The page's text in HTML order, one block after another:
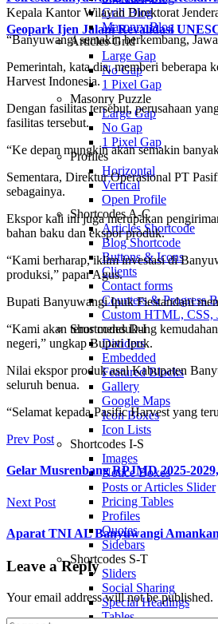
Geopark Ijen Jalani Revalidasi
Grid Blog
Masonry Blog
Articles Grid
Large Gap
No Gap
1 Pixel Gap
Masonry Puzzle
Large Gap
No Gap
1 Pixel Gap
Profiles
Horizontal
Vertical
Open Profile
Shortcodes A-C
Articles Shortcode
Blog Shortcode
Buttons & Icons
Clients
Contact forms
Counters & Progress
Custom HTML, CSS,
Shortcodes D-I
Dividers
Embedded
Featured Blocks
Gallery
Google Maps
Icon Boxes
Icon Lists
Shortcodes I-S
Images
Notice Boxes
Posts or Articles Slider
Pricing Tables
Profiles
Quotes
Sidebars
Shortcodes S-T
Sliders
Social Sharing
Special Headings
Tables
Kepala Kantor Wilayah Direktorat
“Banyuwangi semakin berkembang,
Pemerintah, kata dia, memberi beberapa
Harvest Indonesia.
Dengan fasilitas tersebut, perusahaan
fasilitas tersebut.
“Ke depan mungkin akan semakin
Sementara, Direktur Operasional PT
sebagainya.
Ekspor kali ini juga merupakan
bahan baku dan ekspor produk.
“Kami berharap, iklim investasi di
produksi,” papar Agus.
Bupati Banyuwangi Ipuk Fiestandani
“Kami akan terus mendukung
negeri,” ungkap Bupati Ipuk.
Nilai ekspor produk asal Kabupaten
seluruh benua.
“Selamat kepada Pasific Harvest yang
Prev Post
Gelar Musrenbang RPJMD 2025-
Next Post
Aparat TNI AL Banyuwangi
Leave a Reply
Your email address will not be published.